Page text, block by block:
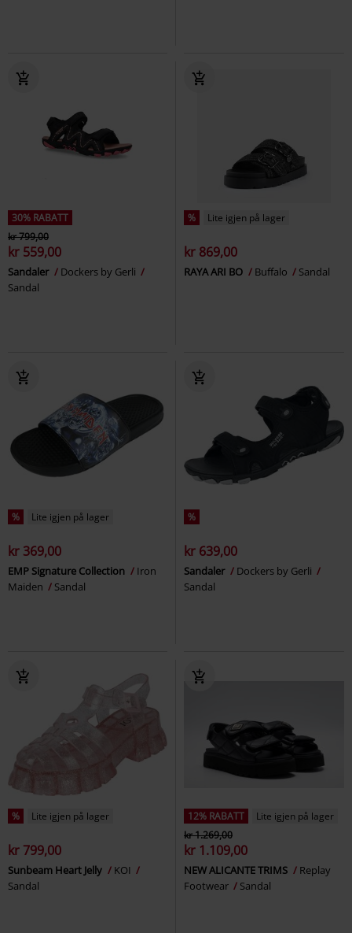
30% RABATT
kr 799,00
kr 559,00
Sandaler
Dockers by Gerli
Sandal
% Lite igjen på lager
kr 869,00
RAYA ARI BO Buffalo Sandal
% Lite igjen på lager
kr 369,00
EMP Signature Collection
Iron
Maiden
Sandal
%
kr 639,00
Sandaler
Dockers by Gerli
Sandal
% Lite igjen på lager
kr 799,00
Sunbeam Heart Jelly
KOI
Sandal
12% RABATT
Lite igjen på lager
kr 1.269,00
kr 1.109,00
NEW ALICANTE TRIMS
Replay
Footwear
Sandal